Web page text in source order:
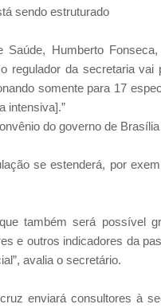
sendo estruturado
Saúde, Humberto
regulador da secretaria
somente para 17
intensiva].”
do governo de
se estenderá, por
também será possível
e outros indicadores da
avalia o secretário.
enviará consultores à